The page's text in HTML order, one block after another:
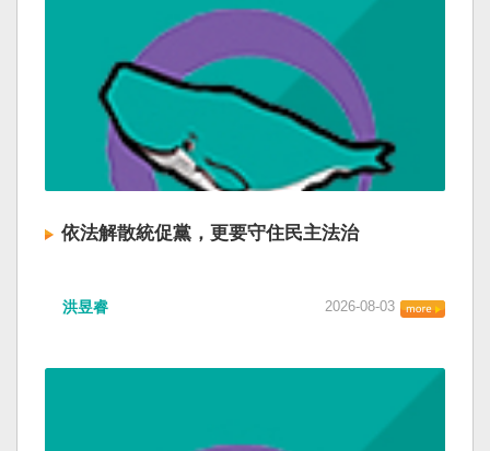
依法解散統促黨，更要守住民主法治
洪昱睿 2026-08-03